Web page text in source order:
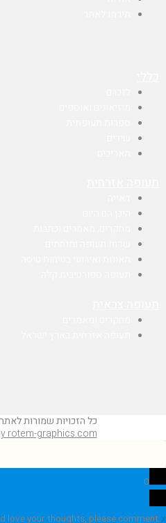
כל הזכויות שמורות
rotem-graphics.com
0
love your thoughts, please comment.x